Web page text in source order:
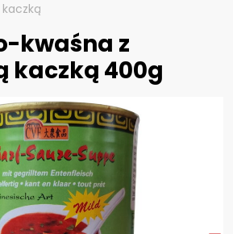
kwaśna z
kaczką 400g